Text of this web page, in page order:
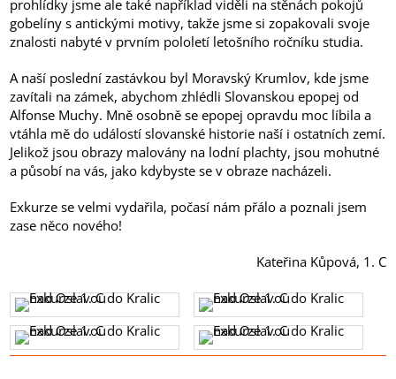
prohlídky jsme ale také například viděli na stěnách pokojů
gobelíny s antickými motivy, takže jsme si zopakovali svoje
znalosti nabyté v prvním pololetí letošního ročníku studia.
A naší poslední zastávkou byl Moravský Krumlov, kde jsme
zavítali na zámek, abychom zhlédli Slovanskou epopej od
Alfonse Muchy. Mně osobně se epopej opravdu moc líbila a
vtáhla mě do událostí slovanské historie naší i ostatních zemí.
Jelikož jsou obrazy malovány na lodní plachty, jsou mohutné
a působí na vás, jako kdybyste se v obraze nacházeli.
Exkurze se velmi vydařila, počasí nám přálo a poznali jsem
zase něco nového!
Kateřina Kůpová, 1. C